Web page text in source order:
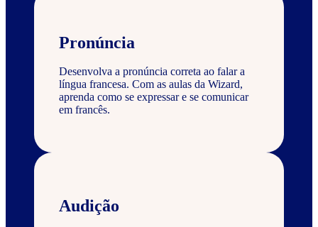
Pronúncia
Desenvolva a pronúncia correta ao falar a
língua francesa. Com as aulas da Wizard,
aprenda como se expressar e se comunicar
em francês.
Audição